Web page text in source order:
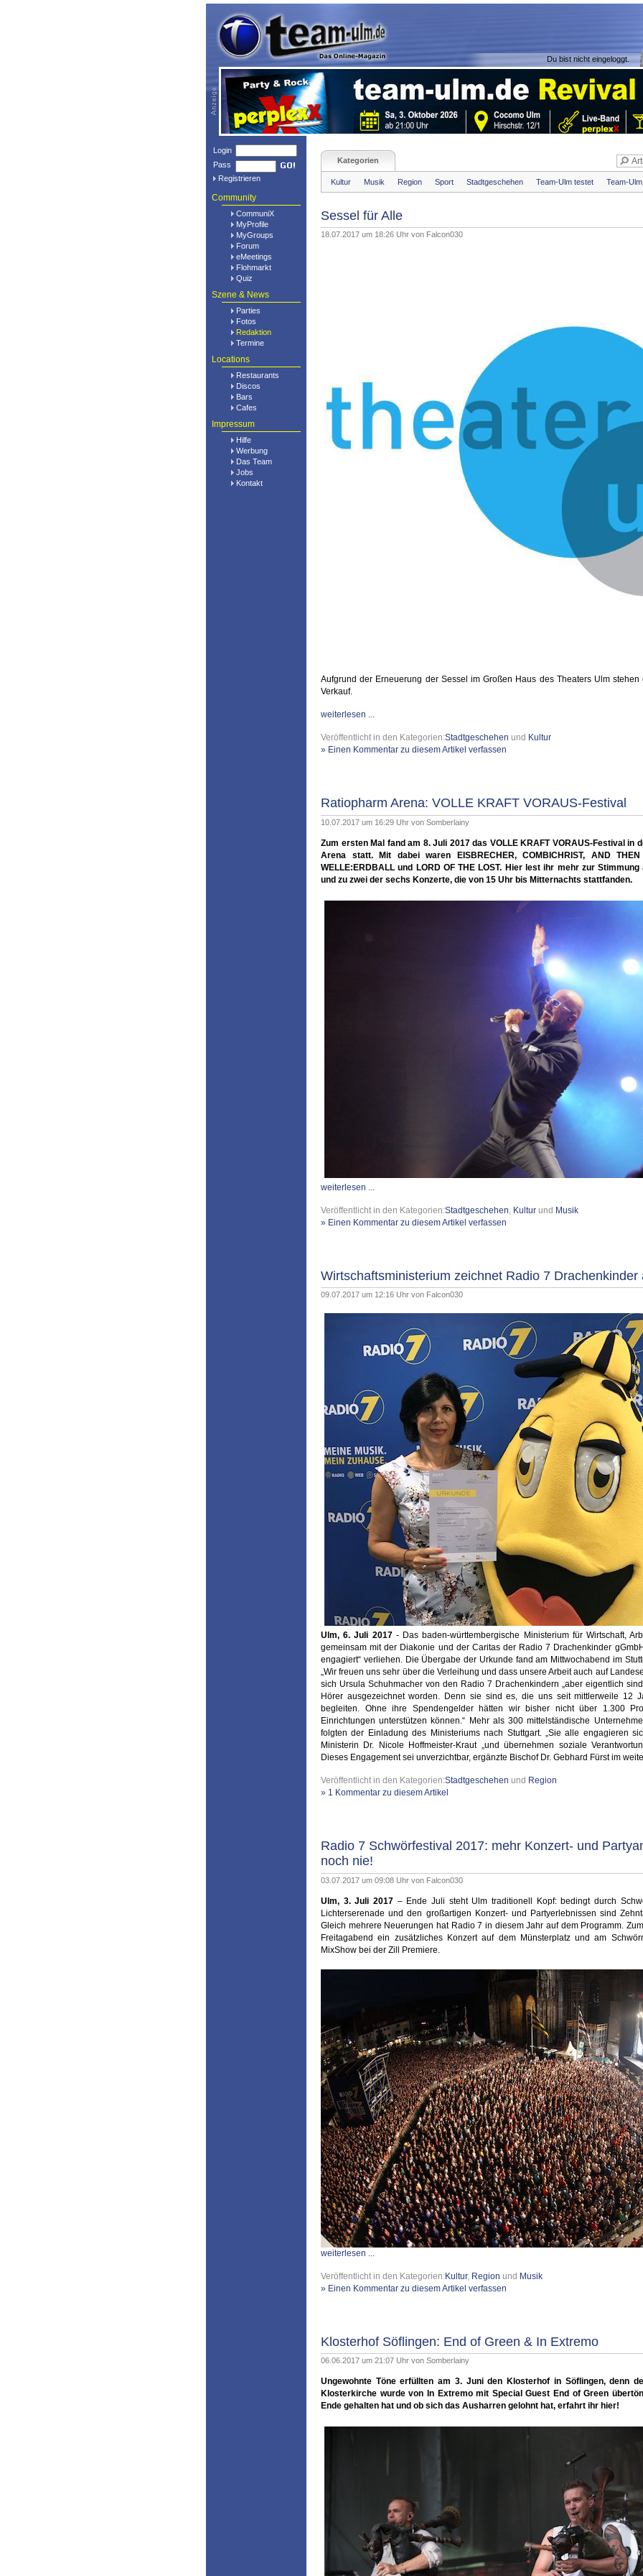
Du bist nicht eingeloggt.
Login
Pass
Registrieren
Community
CommuniX
MyProfile
MyGroups
Forum
eMeetings
Flohmarkt
Quiz
Szene & News
Parties
Fotos
Redaktion
Termine
Locations
Restaurants
Discos
Bars
Cafes
Impressum
Hilfe
Werbung
Das Team
Jobs
Kontakt
Kategorien
Kultur Musik Region Sport Stadtgeschehen Team-Ulm testet Team-
Sessel für Alle
18.07.2017 um 18:26 Uhr von Falcon030
Aufgrund der Erneuerung der Sessel im Großen Haus des Theaters Ulm
Verkauf.
weiterlesen ...
Veröffentlicht in den Kategorien:Stadtgeschehen und Kultur
» Einen Kommentar zu diesem Artikel verfassen
Ratiopharm Arena: VOLLE KRAFT VORAUS-Festival
10.07.2017 um 16:29 Uhr von Somberlainy
Zum ersten Mal fand am 8. Juli 2017 das VOLLE KRAFT VORAUS-Festival in
Arena statt. Mit dabei waren EISBRECHER, COMBICHRIST, AND
WELLE:ERDBALL und LORD OF THE LOST. Hier lest ihr mehr zur
und zu zwei der sechs Konzerte, die von 15 Uhr bis Mitternachts stattfanden.
weiterlesen ...
Veröffentlicht in den Kategorien:Stadtgeschehen, Kultur und Musik
» Einen Kommentar zu diesem Artikel verfassen
Wirtschaftsministerium zeichnet Radio 7 Drachenkinder
09.07.2017 um 12:16 Uhr von Falcon030
Ulm, 6. Juli 2017- Das baden-württembergische Ministerium für Wirtschaft,
gemeinsam mit der Diakonie und der Caritas der Radio 7 Drachenkinder
engagiert“ verliehen. Die Übergabe der Urkunde fand am Mittwochabend im
„Wir freuen uns sehr über die Verleihung und dass unsere Arbeit auch auf
sich Ursula Schuhmacher von den Radio 7 Drachenkindern „aber eigentlich
Hörer ausgezeichnet worden. Denn sie sind es, die uns seit mittlerweile 12
begleiten. Ohne ihre Spendengelder hätten wir bisher nicht über 1.300
Einrichtungen unterstützen können.“ Mehr als 300 mittelständische
folgten der Einladung des Ministeriums nach Stuttgart. „Sie alle engagieren
Ministerin Dr. Nicole Hoffmeister-Kraut „und übernehmen soziale
Dieses Engagement sei unverzichtbar, ergänzte Bischof Dr. Gebhard Fürst im
Veröffentlicht in den Kategorien:Stadtgeschehen und Region
» 1 Kommentar zu diesem Artikel
Radio 7 Schwörfestival 2017: mehr Konzert- und
noch nie!
03.07.2017 um 09:08 Uhr von Falcon030
Ulm, 3. Juli 2017 – Ende Juli steht Ulm traditionell Kopf: bedingt durch
Lichterserenade und den großartigen Konzert- und Partyerlebnissen sind
Gleich mehrere Neuerungen hat Radio 7 in diesem Jahr auf dem Programm.
Freitagabend ein zusätzliches Konzert auf dem Münsterplatz und am
MixShow bei der Zill Premiere.
weiterlesen ...
Veröffentlicht in den Kategorien:Kultur, Region und Musik
» Einen Kommentar zu diesem Artikel verfassen
Klosterhof Söflingen: End of Green & In Extremo
06.06.2017 um 21:07 Uhr von Somberlainy
Ungewohnte Töne erfüllten am 3. Juni den Klosterhof in Söflingen, denn
Klosterkirche wurde von In Extremo mit Special Guest End of Green
Ende gehalten hat und ob sich das Ausharren gelohnt hat, erfahrt ihr hier!